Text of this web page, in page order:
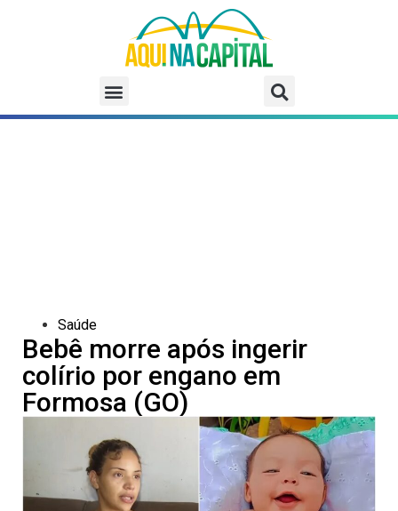
Saúde
Bebê morre após ingerir
colírio por engano em
Formosa (GO)